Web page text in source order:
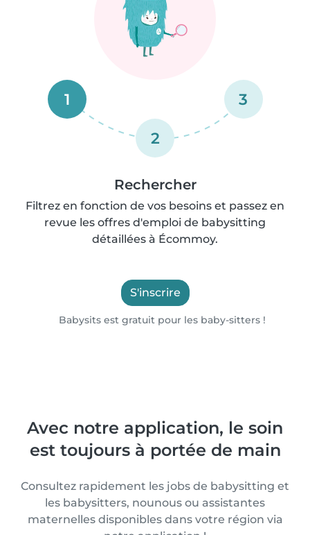
1
2
3
Rechercher
Filtrez en fonction de vos besoins et passez en
revue les offres d'emploi de babysitting
détaillées à Écommoy.
S'inscrire
Babysits est gratuit pour les baby-sitters !
Avec notre application, le soin
est toujours à portée de main
Consultez rapidement les jobs de babysitting et
les babysitters, nounous ou assistantes
maternelles disponibles dans votre région via